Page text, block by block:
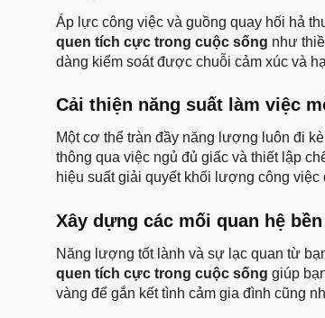
Áp lực công việc và guồng quay hối hả
quen tích cực trong cuộc sống như
dàng kiểm soát được chuỗi cảm xúc và
Cải thiện năng suất làm việc
Một cơ thể tràn đầy năng lượng luôn đi
thông qua việc ngủ đủ giấc và thiết lập
hiệu suất giải quyết khối lượng công việc
Xây dựng các mối quan hệ
Năng lượng tốt lành và sự lạc quan từ
quen tích cực trong cuộc sống giúp
vàng để gắn kết tình cảm gia đình cũng